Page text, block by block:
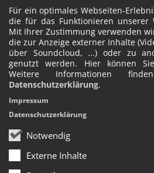
Für ein optimales Webseiten-
die für das Funktionieren unserer
Mit Ihrer Zustimmung verwenden
die zur Anzeige externer Inhalte
über Soundcloud, ...) oder zu
genutzt werden. Hier können
Weitere Informationen
Datenschutzerklärung.
Notwendig
Externe Inhalte
Impressum
Datenschutzerklärung